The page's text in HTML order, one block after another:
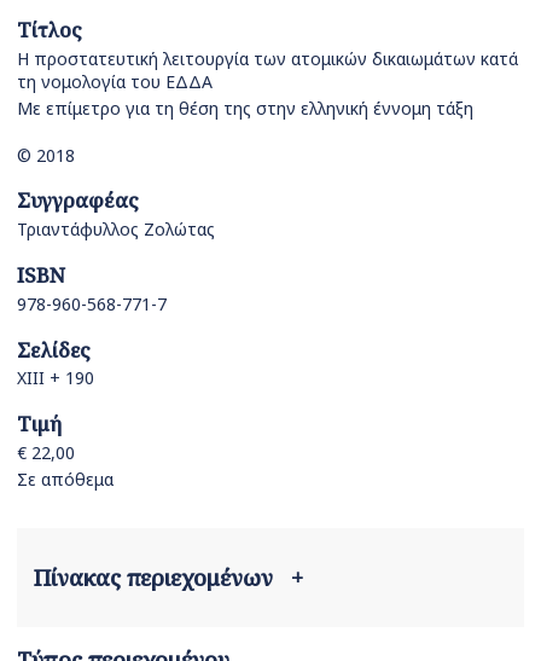
Τίτλος
Η προστατευτική λειτουργία των ατομικών δικαιωμάτων κατά
τη νομολογία του ΕΔΔΑ
Με επίμετρο για τη θέση της στην ελληνική έννομη τάξη
© 2018
Συγγραφέας
Τριαντάφυλλος Ζολώτας
ISBN
978-960-568-771-7
Σελίδες
ΧΙΙΙ + 190
Τιμή
€ 22,00
Σε απόθεμα
Πίνακας περιεχομένων +